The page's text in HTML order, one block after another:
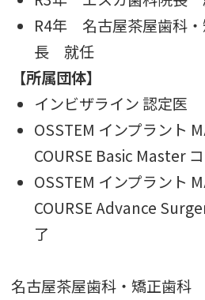
R4年 名古屋茶屋歯科
長 就任
【所属団体】
インビザライン 認定医
OSSTEM インプラント
COURSE Basic Master
OSSTEM インプラント
COURSE Advance
了
名古屋茶屋歯科・矯正歯科